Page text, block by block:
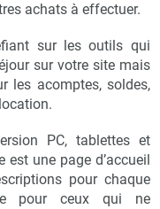
achats à effectuer.
sur les outils qui
sur votre site mais
les acomptes, soldes,
PC, tablettes et
une page d’accueil
pour chaque
pour ceux qui ne